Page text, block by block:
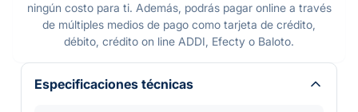
ningún costo para ti. Además, podrás pagar online a través
de múltiples medios de pago como tarjeta de crédito,
débito, crédito on line ADDI, Efecty o Baloto.
Especificaciones técnicas